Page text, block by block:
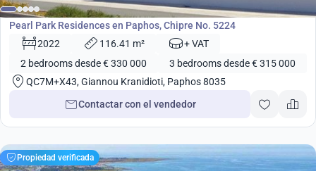
Desarrollo
Pearl Park Residences en Paphos, Chipre No. 5224
2022
116.41 m²
+ VAT
2 bedrooms desde € 330 000
3 bedrooms desde € 315 000
QC7M+X43, Giannou Kranidioti, Paphos 8035
Contactar con el vendedor
Propiedad verificada